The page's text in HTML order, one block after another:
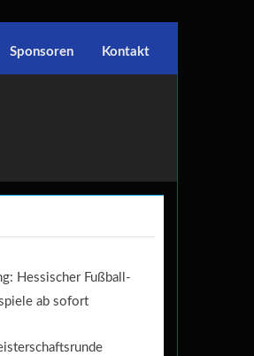
Sponsoren Kontakt
Hessischer Fußball-
ab sofort